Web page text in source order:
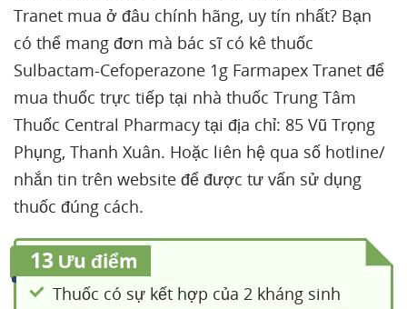
Tranet mua ở đâu chính hãng, uy tín nhất? Bạn
có thể mang đơn mà bác sĩ có kê thuốc
Sulbactam-Cefoperazone 1g Farmapex Tranet để
mua thuốc trực tiếp tại nhà thuốc Trung Tâm
Thuốc Central Pharmacy tại địa chỉ: 85 Vũ Trọng
Phụng, Thanh Xuân. Hoặc liên hệ qua số hotline/
nhắn tin trên website để được tư vấn sử dụng
thuốc đúng cách.
13 Ưu điểm
Thuốc có sự kết hợp của 2 kháng sinh